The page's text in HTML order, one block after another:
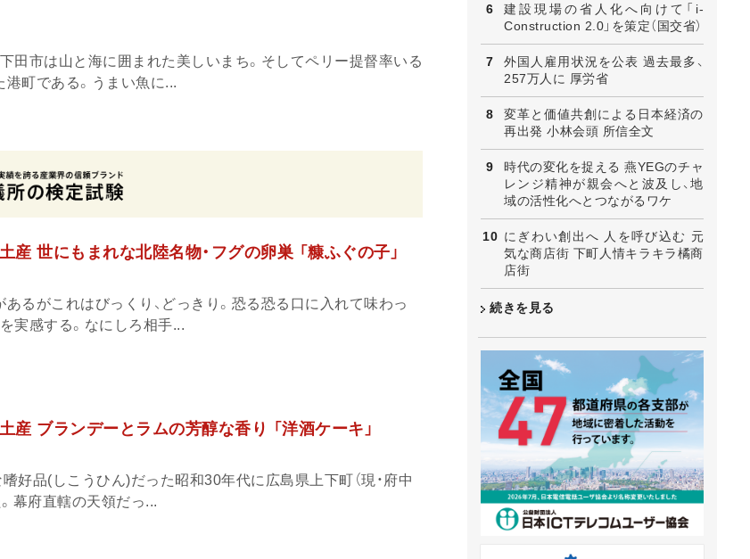
田市は山と海に囲まれた美しいまち。そしてペリー提督率いる
町である。うまい魚に...
産 世にもまれな北陸名物・フグの卵巣 「糠ふぐの子」
るがこれはびっくり、どっきり。恐る恐る口に入れて味わっ
実感する。なにしろ相手...
産 ブランデーとラムの芳醇な香り 「洋酒ケーキ」
好品(しこうひん)だった昭和30年代に広島県上下町（現・府中
。幕府直轄の天領だっ...
建設現場の省人化へ向けて「i-
Construction 2.0」を策定（国交省）
外国人雇用状況を公表 過去最多、
257万人に 厚労省
変革と価値共創による日本経済の
再出発 小林会頭 所信全文
時代の変化を捉える 燕YEGのチャ
レンジ精神が親会へと波及し、地
域の活性化へとつながるワケ
にぎわい創出へ 人を呼び込む 元
気な商店街 下町人情キラキラ橘商
店街
続きを見る